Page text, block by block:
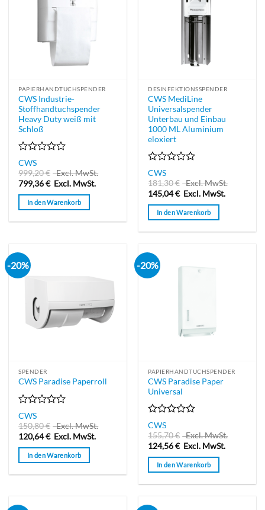
PAPIERHANDTUCHSPENDER
CWS Industrie-
Stoffhandtuchspender
Heavy Duty weiß mit
Schloß
Bewertet
mit
0
von
5
CWS
999,20€
Excl. MwSt.
799,36€ Excl. MwSt.
In den Warenkorb
DESINFEKTIONSSPENDER
CWS MediLine
Universalspender
Unterbau und Einbau
1000 ML Aluminium
eloxiert
Bewertet
mit
0
von
5
CWS
181,30€
Excl. MwSt.
145,04€ Excl. MwSt.
In den Warenkorb
-20%
SPENDER
CWS Paradise Paperroll
Bewertet
mit
0
von
5
CWS
150,80€
Excl. MwSt.
120,64€ Excl. MwSt.
In den Warenkorb
-20%
PAPIERHANDTUCHSPENDER
CWS Paradise Paper
Universal
Bewertet
mit
0
von
5
CWS
155,70€
Excl. MwSt.
124,56€ Excl. MwSt.
In den Warenkorb